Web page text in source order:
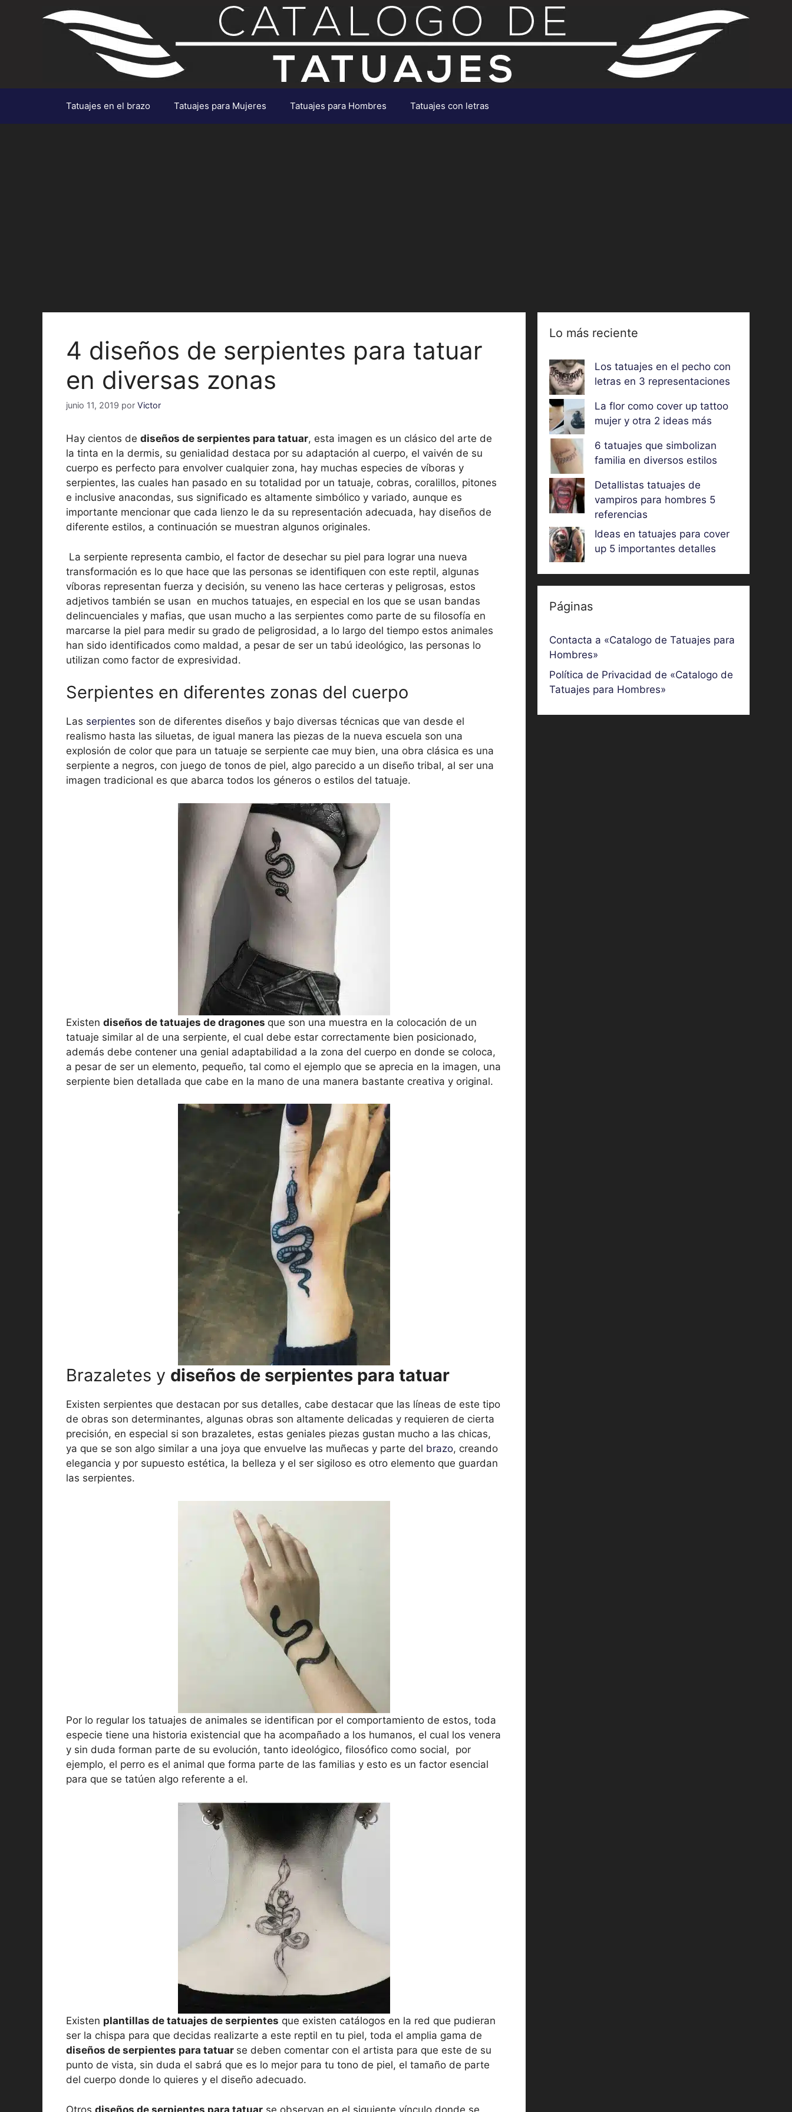
Tatuajes en el brazo Tatuajes para Mujeres Tatuajes para Hombres Tatuajes con letras
4 diseños de serpientes para tatuar
en diversas zonas
junio 11, 2019 por Victor
Hay cientos de diseños de serpientes para tatuar, esta imagen es un clásico del arte de
la tinta en la dermis, su genialidad destaca por su adaptación al cuerpo, el vaivén de su
cuerpo es perfecto para envolver cualquier zona, hay muchas especies de víboras y
serpientes, las cuales han pasado en su totalidad por un tatuaje, cobras, coralillos, pitones
e inclusive anacondas, sus significado es altamente simbólico y variado, aunque es
importante mencionar que cada lienzo le da su representación adecuada, hay diseños de
diferente estilos, a continuación se muestran algunos originales.
La serpiente representa cambio, el factor de desechar su piel para lograr una nueva
transformación es lo que hace que las personas se identifiquen con este reptil, algunas
víboras representan fuerza y decisión, su veneno las hace certeras y peligrosas, estos
adjetivos también se usan en muchos tatuajes, en especial en los que se usan bandas
delincuenciales y mafias, que usan mucho a las serpientes como parte de su filosofía en
marcarse la piel para medir su grado de peligrosidad, a lo largo del tiempo estos animales
han sido identificados como maldad, a pesar de ser un tabú ideológico, las personas lo
utilizan como factor de expresividad.
Serpientes en diferentes zonas del cuerpo
Las serpientes son de diferentes diseños y bajo diversas técnicas que van desde el
realismo hasta las siluetas, de igual manera las piezas de la nueva escuela son una
explosión de color que para un tatuaje se serpiente cae muy bien, una obra clásica es una
serpiente a negros, con juego de tonos de piel, algo parecido a un diseño tribal, al ser una
imagen tradicional es que abarca todos los géneros o estilos del tatuaje.
Existen diseños de tatuajes de dragones que son una muestra en la colocación de un
tatuaje similar al de una serpiente, el cual debe estar correctamente bien posicionado,
además debe contener una genial adaptabilidad a la zona del cuerpo en donde se coloca,
a pesar de ser un elemento, pequeño, tal como el ejemplo que se aprecia en la imagen, una
serpiente bien detallada que cabe en la mano de una manera bastante creativa y original.
Brazaletes y diseños de serpientes para tatuar
Existen serpientes que destacan por sus detalles, cabe destacar que las líneas de este tipo
de obras son determinantes, algunas obras son altamente delicadas y requieren de cierta
precisión, en especial si son brazaletes, estas geniales piezas gustan mucho a las chicas,
ya que se son algo similar a una joya que envuelve las muñecas y parte del brazo, creando
elegancia y por supuesto estética, la belleza y el ser sigiloso es otro elemento que guardan
las serpientes.
Por lo regular los tatuajes de animales se identifican por el comportamiento de estos, toda
especie tiene una historia existencial que ha acompañado a los humanos, el cual los venera
y sin duda forman parte de su evolución, tanto ideológico, filosófico como social, por
ejemplo, el perro es el animal que forma parte de las familias y esto es un factor esencial
para que se tatúen algo referente a el.
Existen plantillas de tatuajes de serpientes que existen catálogos en la red que pudieran
ser la chispa para que decidas realizarte a este reptil en tu piel, toda el amplia gama de
diseños de serpientes para tatuar se deben comentar con el artista para que este de su
punto de vista, sin duda el sabrá que es lo mejor para tu tono de piel, el tamaño de parte
del cuerpo donde lo quieres y el diseño adecuado.
Otros diseños de serpientes para tatuar se observan en el siguiente vínculo donde se
Lo más reciente
Los tatuajes en el pecho con
letras en 3 representaciones
La flor como cover up tattoo
mujer y otra 2 ideas más
6 tatuajes que simbolizan
familia en diversos estilos
Detallistas tatuajes de
vampiros para hombres 5
referencias
Ideas en tatuajes para cover
up 5 importantes detalles
Páginas
Contacta a «Catalogo de Tatuajes para
Hombres»
Política de Privacidad de «Catalogo de
Tatuajes para Hombres»